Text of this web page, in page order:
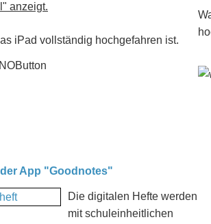
anzeigt.
iPad vollständig hochgefahren ist.
App "Goodnotes"
Die digitalen Hefte werden
mit schuleinheitlichen